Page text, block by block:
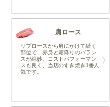
肩ロース
リブロースから肩にかけて続く
部位で、赤身と霜降りのバラン
スが絶妙。コストパフォーマン
スも良く、当店のすき焼き1番人
気です。